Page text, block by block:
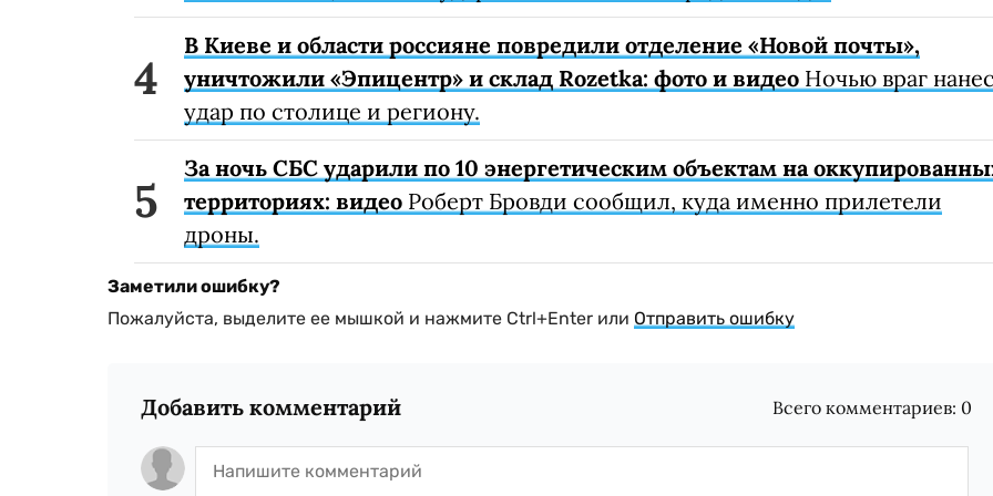
В Киеве и области россияне повредили отделение «Новой почты»,
уничтожили «Эпицентр» и склад Rozetka: фото и видео Ночью враг
удар по столице и региону.
За ночь СБС ударили по 10 энергетическим объектам на
территориях: видео Роберт Бровди сообщил, куда именно прилетели
дроны.
Заметили ошибку?
Пожалуйста, выделите ее мышкой и нажмите Ctrl+Enter или Отправить ошибку
Добавить комментарий Всего комментариев: 0